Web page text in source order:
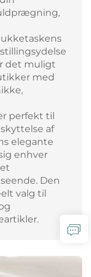
det muligt
med
perfekt til
af
elegante
enhver
Den
valg til